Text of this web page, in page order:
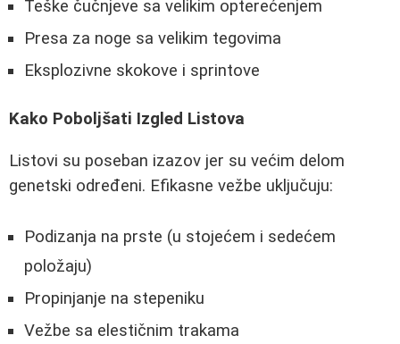
Teške čučnjeve sa velikim opterećenjem
Presa za noge sa velikim tegovima
Eksplozivne skokove i sprintove
Kako Poboljšati Izgled Listova
Listovi su poseban izazov jer su većim delom
genetski određeni. Efikasne vežbe uključuju:
Podizanja na prste (u stojećem i sedećem
položaju)
Propinjanje na stepeniku
Vežbe sa elestičnim trakama